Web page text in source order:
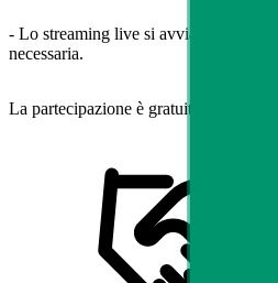
- Lo streaming live si avvia
necessaria.
La partecipazione è gratuita in entrambi